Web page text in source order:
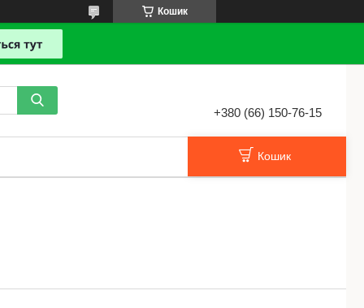
Кошик
+380 (66) 150-76-15
Кошик